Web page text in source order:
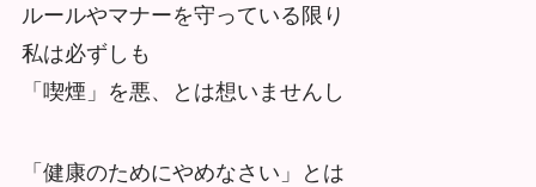
ルールやマナーを守っている限り
私は必ずしも
「喫煙」を悪、とは想いませんし
「健康のためにやめなさい」とは